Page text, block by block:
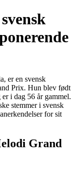
er en svensk
Prix. Hun blev født
i dag 56 år gammel.
stemmer i svensk
for sit
Grand